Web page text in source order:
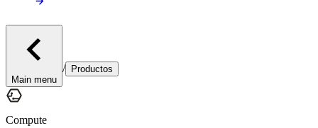
Main menu
/ Productos
Compute